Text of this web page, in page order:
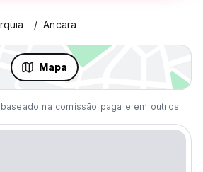
Ancara
Mapa
na comissão paga e em outros